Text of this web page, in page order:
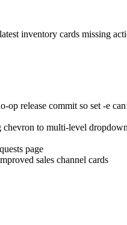
inventory cards missing
op release commit so set -e
chevron to multi-level
page
sales channel cards